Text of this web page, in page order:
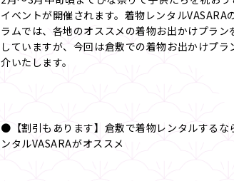
イベントが開催されます。着物レンタルVASARA
ラムでは、各地のオススメの着物お出かけプラン
していますが、今回は倉敷での着物お出かけプラ
介いたします。
●【割引もあります】倉敷で着物レンタルするな
ンタルVASARAがオススメ